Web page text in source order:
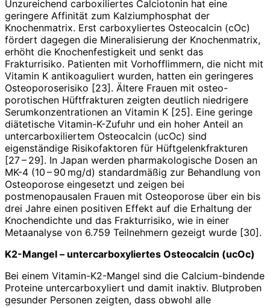
Unzureichend carboxiliertes Calciotonin hat eine
geringere Affinität zum Kalziumphosphat der
Knochenmatrix. Erst carboxyliertes Osteocalcin (cOc)
fördert dagegen die Mineralisierung der Knochenmatrix,
erhöht die Knochenfestigkeit und senkt das
Frakturrisiko. Patienten mit Vorhofflimmern, die nicht mit
Vitamin K antikoaguliert wurden, hatten ein geringeres
Osteoporoserisiko [23]. Ältere Frauen mit osteo-
porotischen Hüftfrakturen zeigten deutlich niedrigere
Serumkonzentrationen an Vitamin K [25]. Eine geringe
diätetische Vitamin-K-­Zufuhr und ein hoher Anteil an
untercarboxiliertem Osteocalcin (ucOc) sind
eigenständige Risikofaktoren für Hüftgelenkfrakturen
[27 – 29]. In Japan werden pharmakologische Dosen an
MK-4 (10 – 90 mg/d) standardmäßig zur Behandlung von
Osteoporose eingesetzt und zeigen bei
postmenopausalen Frauen mit Osteoporose über ein bis
drei Jahre einen positiven Effekt auf die Erhaltung der
Knochendichte und das Frakturrisiko, wie in einer
Metaanalyse von 6.759 Teilnehmern gezeigt wurde [30].
K2-Mangel – untercarboxyliertes Osteocalcin (ucOc)
Bei einem Vitamin-K2-Mangel sind die Calcium-­bindende
Proteine untercarboxyliert und damit inaktiv. Blutproben
gesunder Personen zeigten, dass obwohl alle